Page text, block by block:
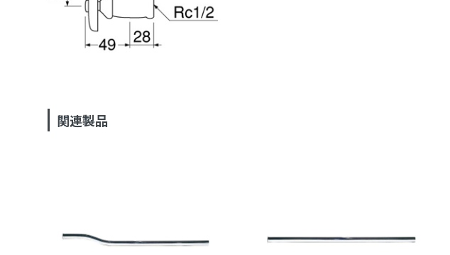
関連製品